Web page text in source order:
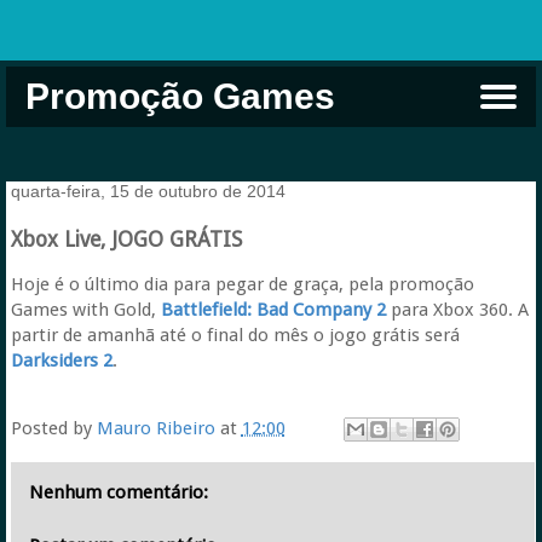
Promoção Games
quarta-feira, 15 de outubro de 2014
Xbox Live, JOGO GRÁTIS
Hoje é o último dia para pegar de graça, pela promoção
Games with Gold, Battlefield: Bad Company 2para Xbox 360. A
partir de amanhã até o final do mês o jogo grátis será
Darksiders 2.
Posted by Mauro Ribeiro at 12:00
Nenhum comentário: